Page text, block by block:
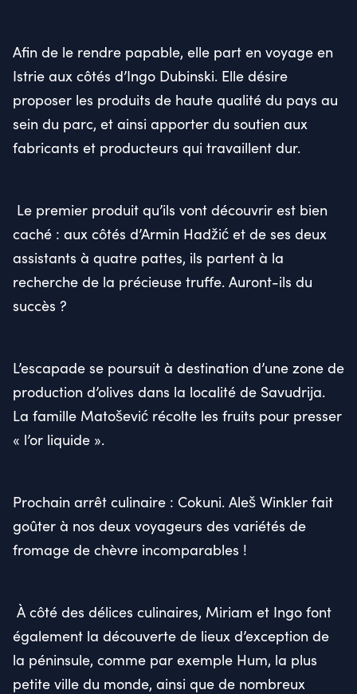
Afin de le rendre papable, elle part en voyage en
Istrie aux côtés d’Ingo Dubinski. Elle désire
proposer les produits de haute qualité du pays au
sein du parc, et ainsi apporter du soutien aux
fabricants et producteurs qui travaillent dur.
Le premier produit qu’ils vont découvrir est bien
caché : aux côtés d’Armin Hadžić et de ses deux
assistants à quatre pattes, ils partent à la
recherche de la précieuse truffe. Auront-ils du
succès ?
L’escapade se poursuit à destination d’une zone de
production d’olives dans la localité de Savudrija.
La famille Matošević récolte les fruits pour presser
« l’or liquide ».
Prochain arrêt culinaire : Cokuni. Aleš Winkler fait
goûter à nos deux voyageurs des variétés de
fromage de chèvre incomparables !
À côté des délices culinaires, Miriam et Ingo font
également la découverte de lieux d’exception de
la péninsule, comme par exemple Hum, la plus
petite ville du monde, ainsi que de nombreux